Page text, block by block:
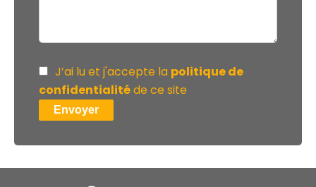
J’ai lu et j'accepte la politique de
confidentialitéde ce site
Envoyer